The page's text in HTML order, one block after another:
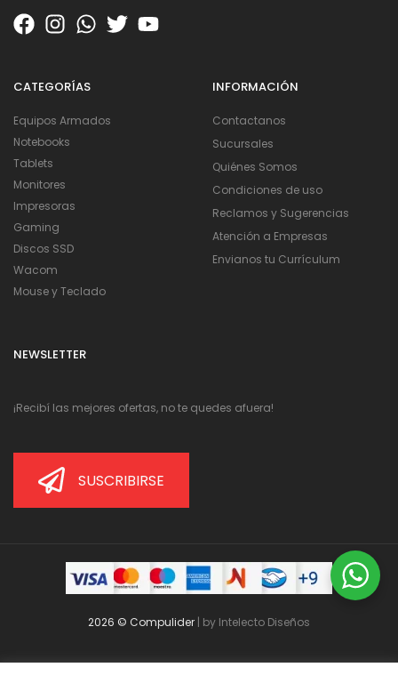
CATEGORÍAS
Equipos Armados
Notebooks
Tablets
Monitores
Impresoras
Gaming
Discos SSD
Wacom
Mouse y Teclado
INFORMACIÓN
Contactanos
Sucursales
Quiénes Somos
Condiciones de uso
Reclamos y Sugerencias
Atención a Empresas
Envianos tu Currículum
NEWSLETTER
¡Recibí las mejores ofertas, no te quedes afuera!
SUSCRIBIRSE
2026 © Compulider | by Intelecto Diseños